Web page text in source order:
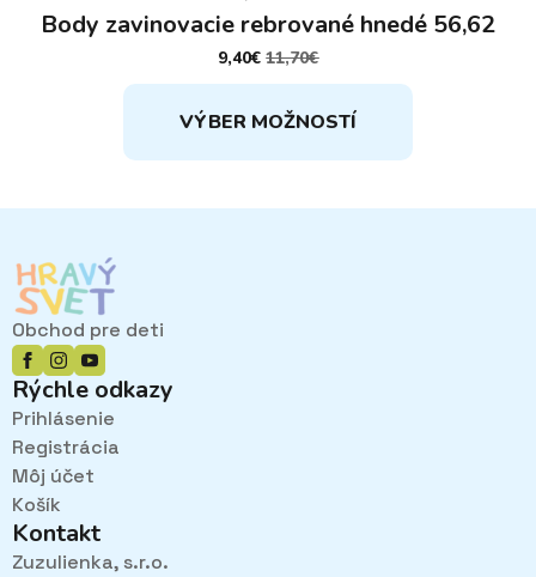
Body zavinovacie rebrované hnedé 56,62
11,70€
PÔVODNÁ
CENA
11,70€.
9,40€ AKTUÁLNA
CENA
9,40€.
VÝBER MOŽNOSTÍ
Tento
produkt
má
variantov.
vybrať
stránke
Obchod pre deti
Rýchle odkazy
Prihlásenie
Registrácia
Môj účet
Košík
Kontakt
Zuzulienka, s.r.o.